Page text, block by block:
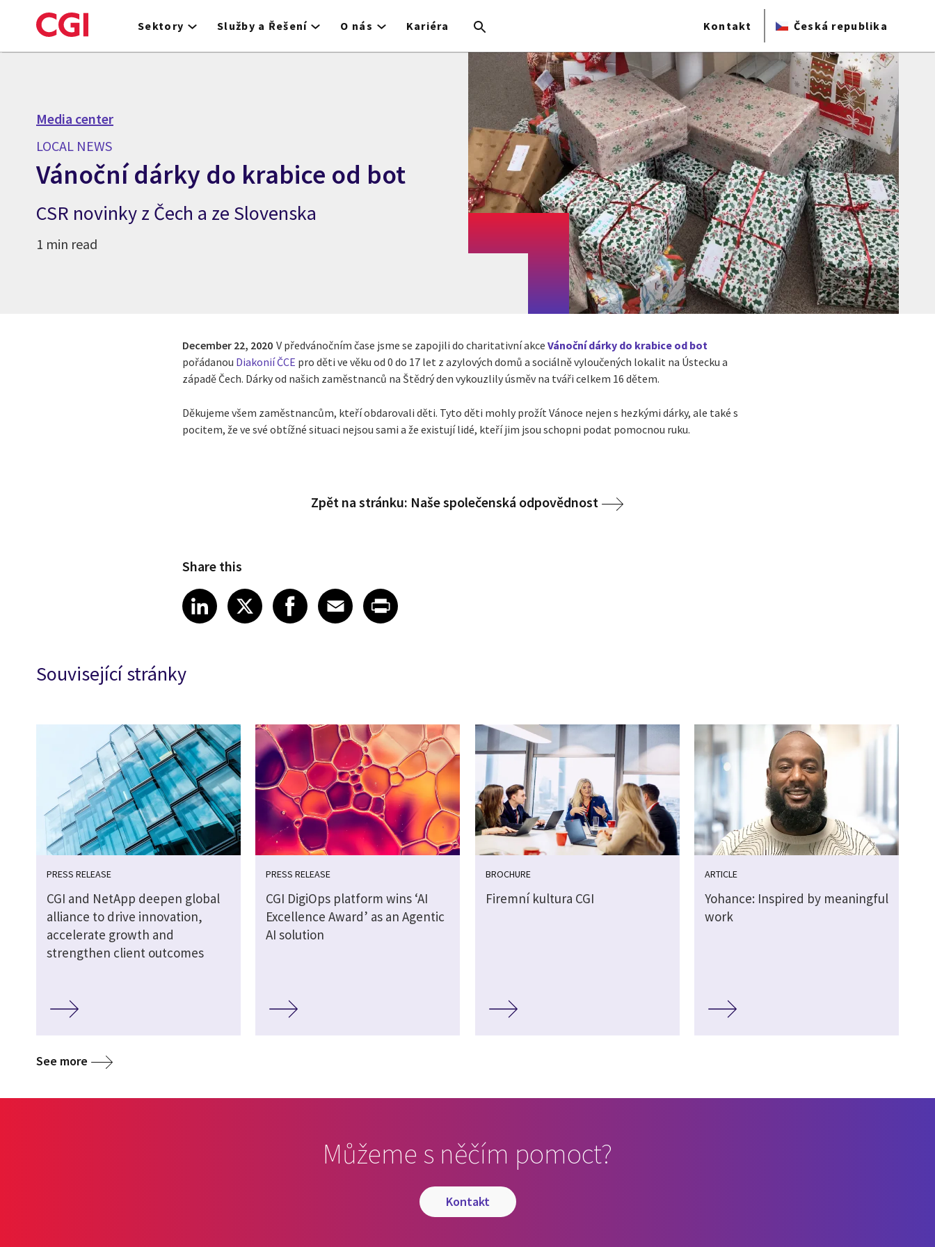
to
Sektory Služby a Řešení O nás Kariéra Kontakt Česká republika
Media center
LOCAL NEWS
Vánoční dárky do krabice od bot
CSR novinky z Čech a ze Slovenska
1 min read
December 22, 2020 V předvánočním čase jsme se zapojili do charitativní akceVánoční dárky do krabice od bot
pořádanou Diakonií ČCE pro děti ve věku od 0 do 17 let z azylových domů a sociálně vyloučených lokalit na Ústecku a
západě Čech. Dárky od našich zaměstnanců na Štědrý den vykouzlily úsměv na tváři celkem 16 dětem.
Děkujeme všem zaměstnancům, kteří obdarovali děti. Tyto děti mohly prožít Vánoce nejen s hezkými dárky, ale také s
pocitem, že ve své obtížné situaci nejsou sami a že existují lidé, kteří jim jsou schopni podat pomocnou ruku.
Zpět na stránku: Naše společenská odpovědnost
Share this
Share article on LinkedIn
LinkedIn
Share article on X
XShare article on Facebook
Facebook
Share article on Email
Email
Share article on Print
Související stránky
PRESS RELEASE
CGI and NetApp deepen global
alliance to drive innovation,
accelerate growth and
strengthen client outcomes
PRESS RELEASE
CGI DigiOps platform wins ‘AI
Excellence Award’ as an Agentic
AI solution
BROCHURE
Firemní kultura CGI
ARTICLE
Yohance: Inspired by meaningful
work
See more
Můžeme s něčím pomoct?
kontakt